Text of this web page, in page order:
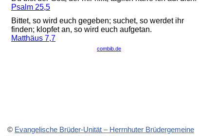
© Evangelische Brüder-Unität – Herrnhuter Brüdergemeine